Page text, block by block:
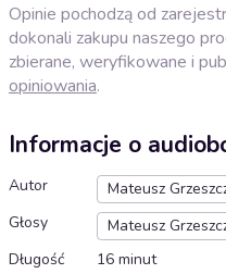
Opinie pochodzą od
dokonali zakupu naszego
zbierane, weryfikowane i
opiniowania.
Informacje o
Autor
Mateusz
Głosy
Mateusz
Długość
16 minut